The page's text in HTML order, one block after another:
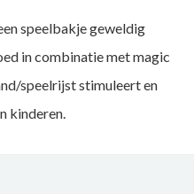
speelbakje geweldig
in combinatie met magic
speelrijst stimuleert en
kinderen.